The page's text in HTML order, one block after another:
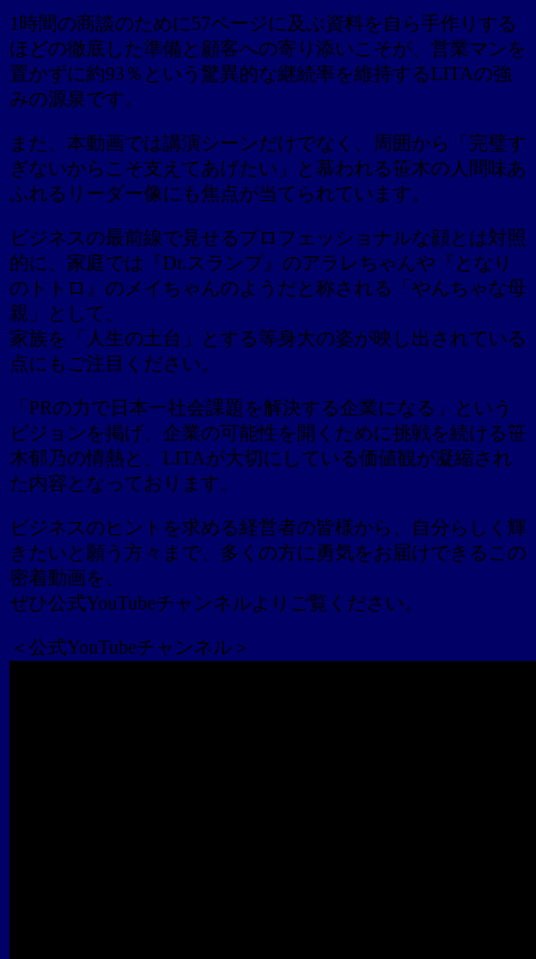
1時間の商談のために57ページに及ぶ資料を自ら手作りする
ほどの徹底した準備と顧客への寄り添いこそが、営業マンを
置かずに約93％という驚異的な継続率を維持するLITAの強
みの源泉です。
また、本動画では講演シーンだけでなく、周囲から「完璧す
ぎないからこそ支えてあげたい」と慕われる笹木の人間味あ
ふれるリーダー像にも焦点が当てられています。
ビジネスの最前線で見せるプロフェッショナルな顔とは対照
的に、家庭では『Dr.スランプ』のアラレちゃんや『となり
のトトロ』のメイちゃんのようだと称される「やんちゃな母
親」として、
家族を「人生の土台」とする等身大の姿が映し出されている
点にもご注目ください。
「PRの力で日本一社会課題を解決する企業になる」という
ビジョンを掲げ、企業の可能性を開くために挑戦を続ける笹
木郁乃の情熱と、LITAが大切にしている価値観が凝縮され
た内容となっております。
ビジネスのヒントを求める経営者の皆様から、自分らしく輝
きたいと願う方々まで、多くの方に勇気をお届けできるこの
密着動画を、
ぜひ公式YouTubeチャンネルよりご覧ください。
＜公式YouTubeチャンネル＞